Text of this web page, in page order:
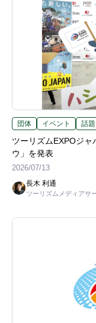
団体 イベント 話題
ツーリズムEXPOジ
ウ」を発表
2026/07/13
長木 利通
ツーリズムメディアサ